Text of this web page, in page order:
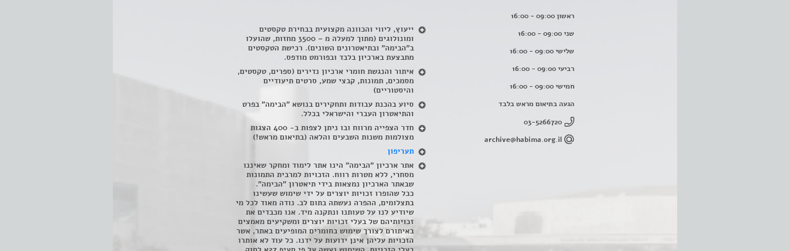
ראשון 09:00 - 16:00
שני 09:00 - 16:00
שלישי 09:00 - 16:00
רביעי 09:00 - 16:00
חמישי 09:00 - 16:00
הגעה בתיאום מראש בלבד
03-5266720
archive@habima.org.il
ייעוץ, ליווי והכוונה מקצועית בבחירת טקסטים
ומונולוגים (מתוך למעלה מ – 3500 מחזות, שהועלו
ב"הבימה" ובתיאטרונים השונים). רכישת הטקסטים
מתבצעת בארכיון בלבד ובפורמט מודפס.
איתור והנגשת חומרי ארכיון נדירים (ספרים, טקסטים,
מסמכים, תמונות, קבצי שמע, סרטים תיעודיים
והיסטוריים)
סיוע בהכנת עבודות ותחקירים בנושא "הבימה" בפרט
והתיאטרון העברי והישראלי בכלל.
חדר הצפייה מרווח ובו ניתן לצפות ב- 400 הצגות
מצולמות משנות השבעים והלאה (בתיאום מראש!)
תעריפון
אתר ארכיון "הבימה" הינו אתר לימוד ומחקר שאיננו
מסחרי, ללא מטרות רווח. הזכויות למרבית התמונות
שבאתר הארכיון נמצאות בידי תיאטרון "הבימה".
ככל שהופרו זכויות יוצרים על ידי שימוש שעשינו
בתצלומים, ההפרה נעשתה בתום לב. נודה מאוד לכל מי
שיודיע לנו על טעותנו ונתקנה מיד. אנו מכבדים את
זכויותיהם של בעלי זכויות יוצרים ומשקיעים מאמצים
באיתורם לצורך שימוש בחומרים המופיעים באתר, אשר
הזכויות עליהן אינן ידועות על ידנו. כל עוד לא אותרו